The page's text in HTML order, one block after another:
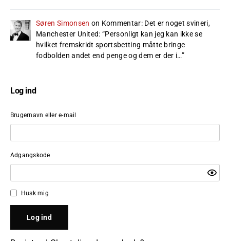
Søren Simonsen on Kommentar: Det er noget svineri,
Manchester United: “Personligt kan jeg kan ikke se
hvilket fremskridt sportsbetting måtte bringe
fodbolden andet end penge og dem er der i…”
Log ind
Brugernavn eller e-mail
Adgangskode
Husk mig